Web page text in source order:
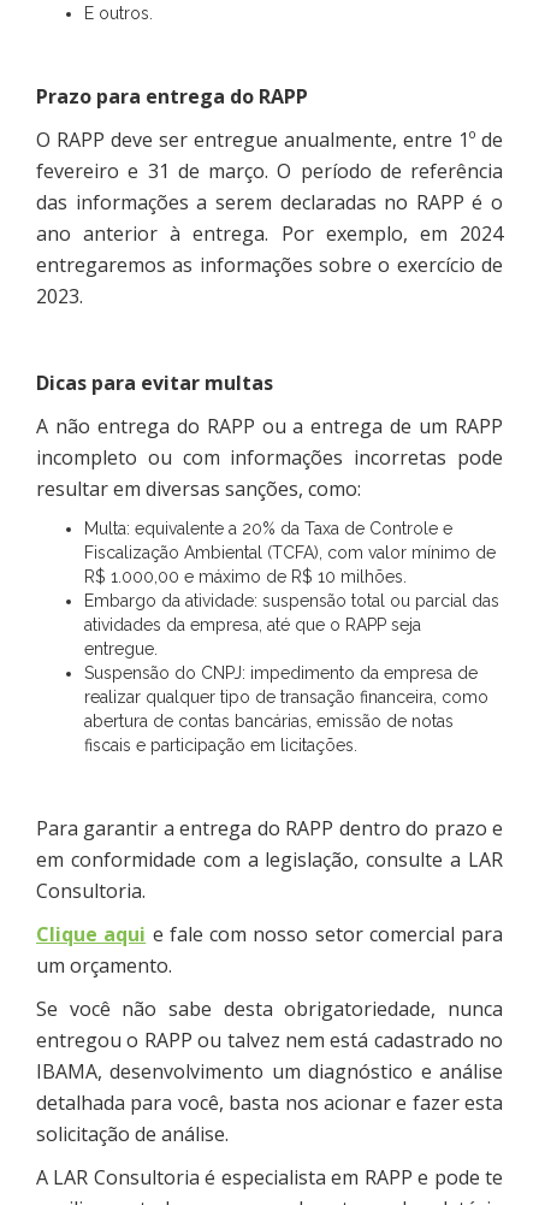
E outros.
Prazo para entrega do RAPP
O RAPP deve ser entregue anualmente, entre 1º de
fevereiro e 31 de março. O período de referência
das informações a serem declaradas no RAPP é o
ano anterior à entrega. Por exemplo, em 2024
entregaremos as informações sobre o exercício de
2023.
Dicas para evitar multas
A não entrega do RAPP ou a entrega de um RAPP
incompleto ou com informações incorretas pode
resultar em diversas sanções, como:
Multa: equivalente a 20% da Taxa de Controle e
Fiscalização Ambiental (TCFA), com valor mínimo de
R$ 1.000,00 e máximo de R$ 10 milhões.
Embargo da atividade: suspensão total ou parcial das
atividades da empresa, até que o RAPP seja
entregue.
Suspensão do CNPJ: impedimento da empresa de
realizar qualquer tipo de transação financeira, como
abertura de contas bancárias, emissão de notas
fiscais e participação em licitações.
Para garantir a entrega do RAPP dentro do prazo e
em conformidade com a legislação, consulte a LAR
Consultoria.
Clique aqui e fale com nosso setor comercial para
um orçamento.
Se você não sabe desta obrigatoriedade, nunca
entregou o RAPP ou talvez nem está cadastrado no
IBAMA, desenvolvimento um diagnóstico e análise
detalhada para você, basta nos acionar e fazer esta
solicitação de análise.
A LAR Consultoria é especialista em RAPP e pode te